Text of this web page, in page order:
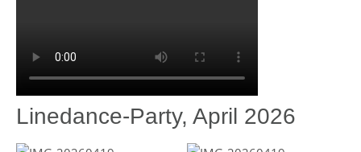
Linedance-Party, April 2026